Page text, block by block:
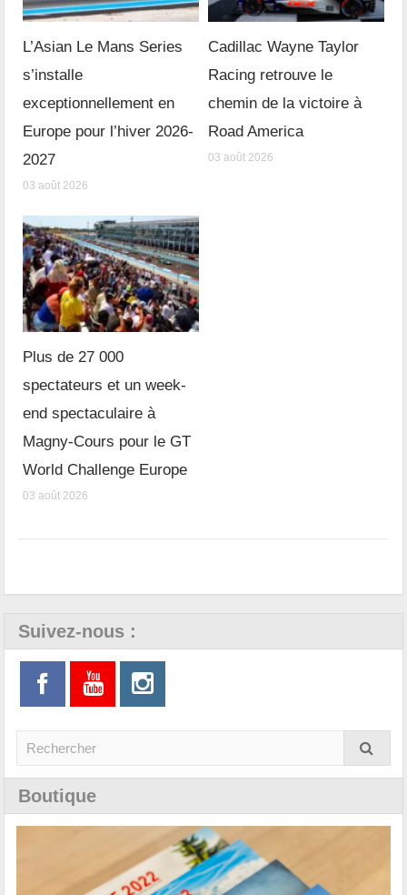
L’Asian Le Mans Series
s’installe
exceptionnellement en
Europe pour l’hiver 2026-
2027
03 août 2026
Cadillac Wayne Taylor
Racing retrouve le
chemin de la victoire à
Road America
03 août 2026
Plus de 27 000
spectateurs et un week-
end spectaculaire à
Magny-Cours pour le GT
World Challenge Europe
03 août 2026
Suivez-nous :
Boutique